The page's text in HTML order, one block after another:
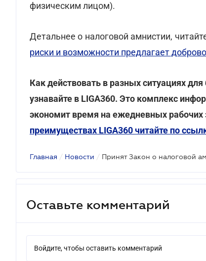
физическим лицом).
Детальнее о налоговой амнистии,
риски и возможности предлагает
Как действовать в разных ситуациях
узнавайте в LIGA360. Это комплекс
экономит время на ежедневных рабочих
преимуществах LIGA360 читайте по
Главная / Новости / Принят Закон о налоговой
Оставьте комментарий
Войдите, чтобы оставить комментарий